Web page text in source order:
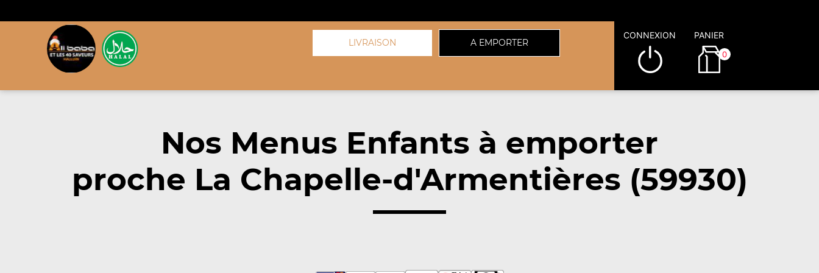
LIVRAISON A EMPORTER
CONNEXION PANIER
0
Nos Menus Enfants à emporter
proche La Chapelle-d'Armentières (59930)